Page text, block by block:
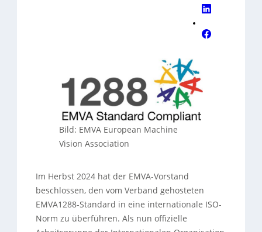
Bild: EMVA European Machine
Vision Association
Im Herbst 2024 hat der EMVA-Vorstand
beschlossen, den vom Verband gehosteten
EMVA1288-Standard in eine internationale ISO-
Norm zu überführen. Als nun offizielle